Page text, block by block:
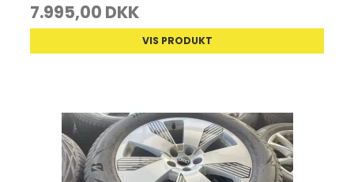
7.995,00 DKK
VIS PRODUKT